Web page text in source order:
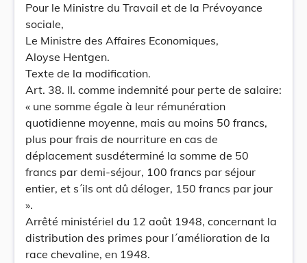
Pour le Ministre du Travail et de la Prévoyance
sociale,
Le Ministre des Affaires Economiques,
Aloyse Hentgen.
Texte de la modification.
Art. 38. II. comme indemnité pour perte de salaire:
« une somme égale à leur rémunération
quotidienne moyenne, mais au moins 50 francs,
plus pour frais de nourriture en cas de
déplacement susdéterminé la somme de 50
francs par demi-séjour, 100 francs par séjour
entier, et s´ils ont dû déloger, 150 francs par jour
».
Arrêté ministériel du 12 août 1948, concernant la
distribution des primes pour l´amélioration de la
race chevaline, en 1948.